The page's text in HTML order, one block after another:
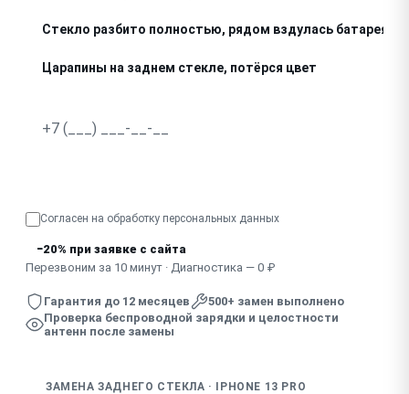
Стекло разбито полностью, рядом вздулась батарея
Царапины на заднем стекле, потёрся цвет
Согласен на обработку персональных данных
−20% при заявке с сайта
Перезвоним за 10 минут · Диагностика — 0 ₽
Гарантия до 12 месяцев
500+ замен выполнено
Проверка беспроводной зарядки и целостности
антенн после замены
ЗАМЕНА ЗАДНЕГО СТЕКЛА · IPHONE 13 PRO